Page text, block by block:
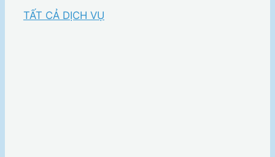
TẤT CẢ DỊCH VỤ